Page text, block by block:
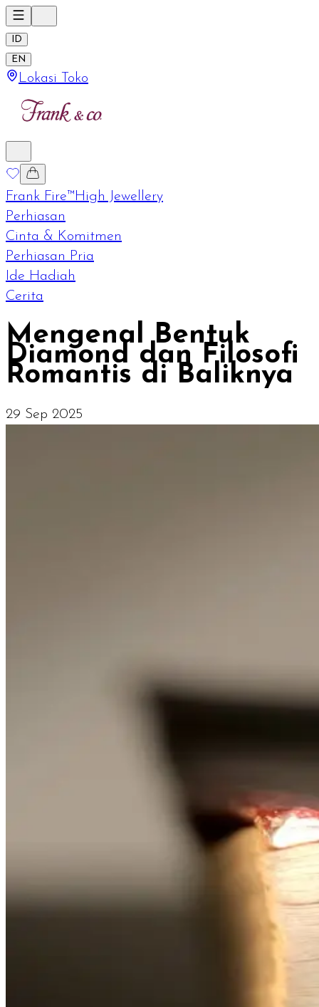
ID
EN
Lokasi Toko
Frank Fire™High Jewellery
Perhiasan
Cinta & Komitmen
Perhiasan Pria
Ide Hadiah
Cerita
Mengenal Bentuk
Diamond dan Filosofi
Romantis di Baliknya
29 Sep 2025